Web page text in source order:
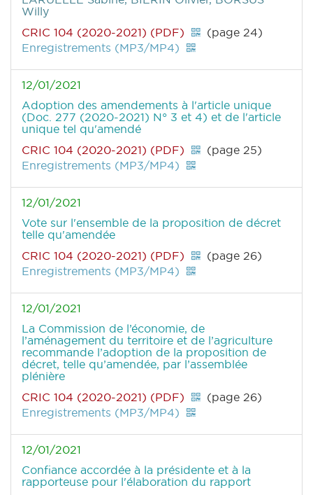
Willy
CRIC 104 (2020-2021) (PDF)
(page 24)
Enregistrements (MP3/MP4)
12/01/2021
Adoption des amendements à l'article unique
(Doc. 277 (2020-2021) N° 3 et 4) et de l'article
unique tel qu'amendé
CRIC 104 (2020-2021) (PDF)
(page 25)
Enregistrements (MP3/MP4)
12/01/2021
Vote sur l'ensemble de la proposition de décret
telle qu'amendée
CRIC 104 (2020-2021) (PDF)
(page 26)
Enregistrements (MP3/MP4)
12/01/2021
La Commission de l’économie, de
l’aménagement du territoire et de l’agriculture
recommande l’adoption de la proposition de
décret, telle qu’amendée, par l’assemblée
plénière
CRIC 104 (2020-2021) (PDF)
(page 26)
Enregistrements (MP3/MP4)
12/01/2021
Confiance accordée à la présidente et à la
rapporteuse pour l'élaboration du rapport